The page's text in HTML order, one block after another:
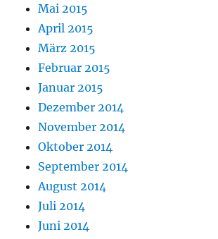
Mai 2015
April 2015
März 2015
Februar 2015
Januar 2015
Dezember 2014
November 2014
Oktober 2014
September 2014
August 2014
Juli 2014
Juni 2014